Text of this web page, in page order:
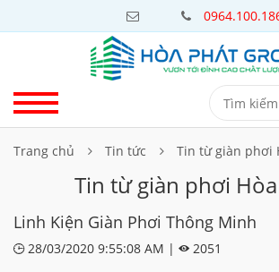
Trang chủ Tin tức Tin từ giàn phơi
Tin từ giàn phơi
Linh Kiện Giàn Phơi Thông Minh
28/03/2020 9:55:08 AM |
2051